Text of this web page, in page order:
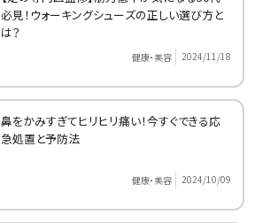
必見！ウォーキングシューズの正しい選び方と
は？
健康・美容 2024/11/18
鼻をかみすぎてヒリヒリ痛い！今すぐできる応
急処置と予防法
健康・美容 2024/10/09